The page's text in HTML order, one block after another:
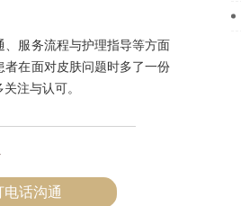
服务流程与护理指导等方面
在面对皮肤问题时多了一份
注与认可。
电话沟通